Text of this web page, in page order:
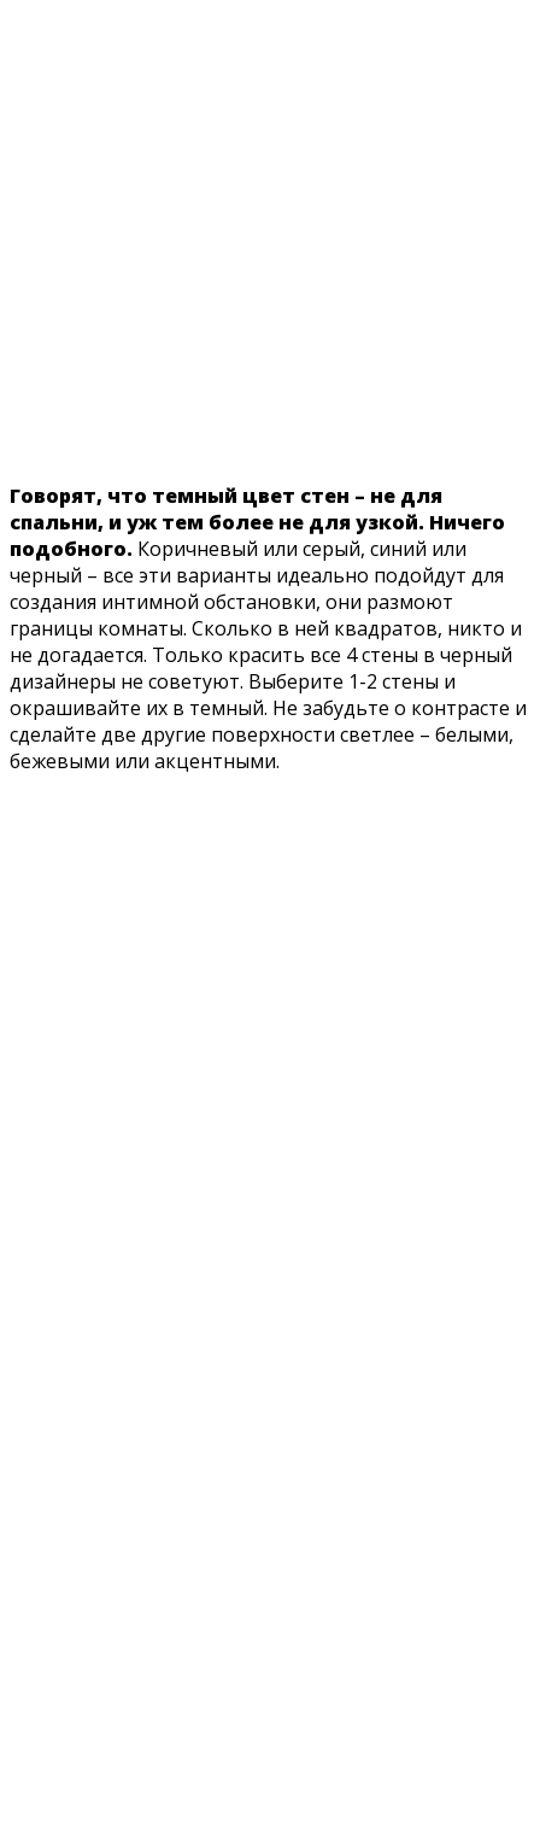
Говорят, что темный цвет стен – не для
спальни, и уж тем более не для узкой. Ничего
подобного. Коричневый или серый, синий или
черный – все эти варианты идеально подойдут для
создания интимной обстановки, они размоют
границы комнаты. Сколько в ней квадратов, никто и
не догадается. Только красить все 4 стены в черный
дизайнеры не советуют. Выберите 1-2 стены и
окрашивайте их в темный. Не забудьте о контрасте и
сделайте две другие поверхности светлее – белыми,
бежевыми или акцентными.